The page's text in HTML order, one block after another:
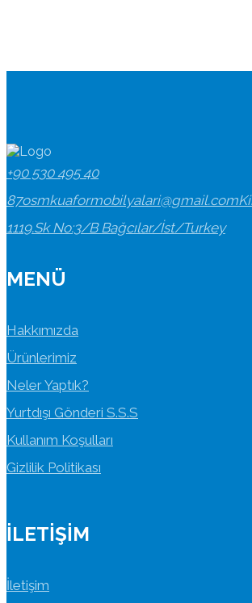
+90 530 495 40
87osmkuaformobilyalari@gmail.com
1119.Sk No:3/B Bağcılar/İst/Turkey
MENÜ
Hakkımızda
Ürünlerimiz
Neler Yaptık?
Yurtdışı Gönderi S.S.S
Kullanım Koşulları
Gizlilik Politikası
İLETIŞIM
İletişim